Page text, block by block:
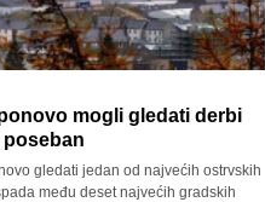
mogli gledati derbi
poseban
gledati jedan od najvećih ostrvskih
među deset najvećih gradskih